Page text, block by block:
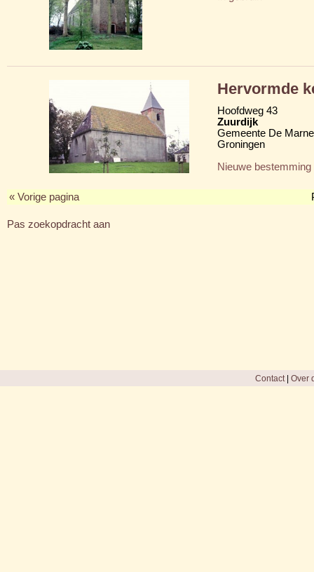
Hervormde
Hoofdweg 43
Zuurdijk
Gemeente De Marne
Groningen
Nieuwe bestemming
« Vorige pagina
Pas zoekopdracht aan
Contact| Over